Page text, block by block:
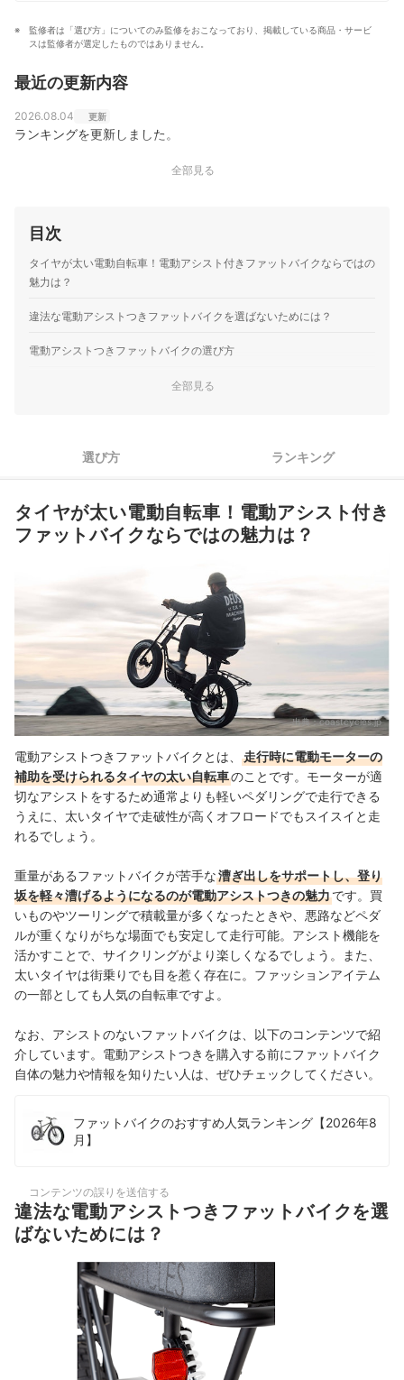
る様々な情報発信も行っている。
椿直之のプロフィール
たりの選択肢を提案すること」をモットーに、コンテン
ツ制作を行なっている。
監修者は「選び方」についてのみ監修をおこなっており、掲載している商品・サービ
スは監修者が選定したものではありません。
最近の更新内容
2026.08.04 更新
ランキングを更新しました。
全部見る
目次
タイヤが太い電動自転車！電動アシスト付きファットバイクならではの
魅力は？
違法な電動アシストつきファットバイクを選ばないためには？
電動アシストつきファットバイクの選び方
電動アシストの機能性は、モード数・最大トルク・変速ギア数
3
視認性に優れたバックライトつきの大きめディスプレイがおす
すめ
乗るシーンをふまえて、タイヤの太さ・ホイール径を決めよう
6
保証やサポートがあるとベター。バッテリー交換可能かも確か
めよう
電動アシストつきファットバイク全7商品おすすめ人気ランキング
街乗り用なら、電動クロスバイクもおすすめ
そのほかに必要なアイテムもそろえよう
全部見る
選び方 ランキング
タイヤが太い電動自転車！電動アシスト付き
ファットバイクならではの魅力は？
出典：coastcycles.jp
電動アシストつきファットバイクとは、
走行時に電動モーターの
補助を受けられるタイヤの太い自転車のことです。モーターが適
切なアシストをするため通常よりも軽いペダリングで走行できる
うえに、太いタイヤで走破性が高くオフロードでもスイスイと走
れるでしょう。
重量があるファットバイクが苦手な漕ぎ出しをサポートし、登り
坂を軽々漕げるようになるのが電動アシストつきの魅力です。買
いものやツーリングで積載量が多くなったときや、悪路などペダ
ルが重くなりがちな場面でも安定して走行可能。アシスト機能を
活かすことで、サイクリングがより楽しくなるでしょう。また、
太いタイヤは街乗りでも目を惹く存在に。ファッションアイテム
の一部としても人気の自転車ですよ。
なお、アシストのないファットバイクは、以下のコンテンツで紹
介しています。電動アシストつきを購入する前にファットバイク
自体の魅力や情報を知りたい人は、ぜひチェックしてください。
ファットバイクのおすすめ人気ランキング【2026年8
月】
コンテンツの誤りを送信する
違法な電動アシストつきファットバイクを選
ばないためには？